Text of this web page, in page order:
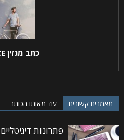
כתב מגזין SPACE
מאמרים קשורים עוד מאותו הכותב
פתרונות